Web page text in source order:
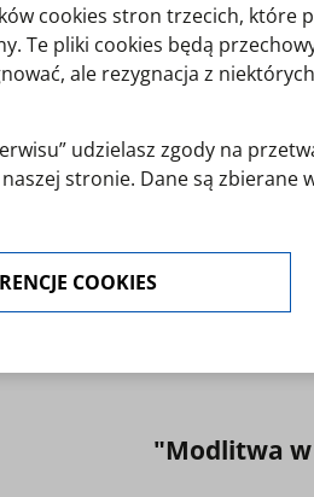
"Święci na
Kluka w
Autor: Anna
wysyłkowej
"Modlitwa
cookies stron trzecich, które
Te pliki cookies będą
ale rezygnacja z
udzielasz zgody na
stronie. Dane są zbierane
modyfikować udzielone zgody
COOKIES